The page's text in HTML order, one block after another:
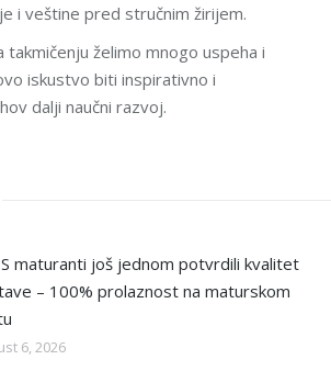
i veštine pred stručnim žirijem.
takmičenju želimo mnogo uspeha i
iskustvo biti inspirativno i
dalji naučni razvoj.
maturanti još jednom potvrdili kvalitet
– 100% prolaznost na maturskom
6, 2026